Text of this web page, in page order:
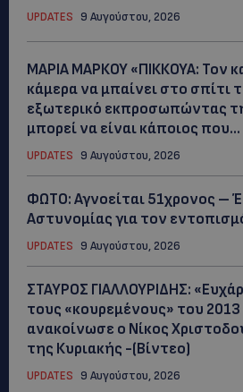
UPDATES 9 Αυγούστου, 2026
ΜΑΡΙΑ ΜΑΡΚΟΥ «ΠΙΚΚΟΥΑ: Τον
κάμερα να μπαίνει στο σπίτι
εξωτερικό εκπροσωπώντας
μπορεί να είναι κάποιος που...
UPDATES 9 Αυγούστου, 2026
ΦΩΤΟ: Αγνοείται 51χρονος –
Αστυνομίας για τον
UPDATES 9 Αυγούστου, 2026
ΣΤΑΥΡΟΣ ΓΙΑΛΛΟΥΡΙΔΗΣ:
τους «κουρεμένους» του 2013
ανακοίνωσε ο Νίκος
της Κυριακής -(Βίντεο)
UPDATES 9 Αυγούστου, 2026